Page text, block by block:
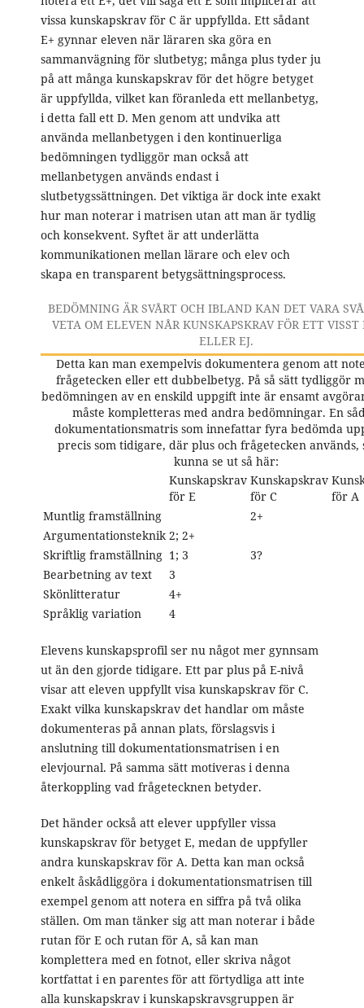
vissa kunskapskrav för C är uppfyllda. Ett sådant
E+ gynnar eleven när läraren ska göra en
sammanvägning för slutbetyg; många plus tyder ju
på att många kunskapskrav för det högre betyget
är uppfyllda, vilket kan föranleda ett mellanbetyg,
i detta fall ett D. Men genom att undvika att
använda mellanbetygen i den kontinuerliga
bedömningen tydliggör man också att
mellanbetygen används endast i
slutbetygssättningen. Det viktiga är dock inte exakt
hur man noterar i matrisen utan att man är tydlig
och konsekvent. Syftet är att underlätta
kommunikationen mellan lärare och elev och
skapa en transparent betygsättningsprocess.
Kunskapskrav
för E
Kunskapskrav
för C
för A
Muntlig framställning
2+
Argumentationsteknik 2; 2+
Skriftlig framställning 1; 3
3?
Bearbetning av text
3
Skönlitteratur
4+
Språklig variation
4
BEDÖMNING ÄR SVÅRT OCH IBLAND KAN DET VARA
VETA OM ELEVEN NÅR KUNSKAPSKRAV FÖR ETT VISST
ELLER EJ.
Detta kan man exempelvis dokumentera genom att
frågetecken eller ett dubbelbetyg. På så sätt tydliggör
bedömningen av en enskild uppgift inte är ensamt
måste kompletteras med andra bedömningar. En
dokumentationsmatris som innefattar fyra bedömda
precis som tidigare, där plus och frågetecken används,
kunna se ut så här:
Elevens kunskapsprofil ser nu något mer gynnsam
ut än den gjorde tidigare. Ett par plus på E-nivå
visar att eleven uppfyllt visa kunskapskrav för C.
Exakt vilka kunskapskrav det handlar om måste
dokumenteras på annan plats, förslagsvis i
anslutning till dokumentationsmatrisen i en
elevjournal. På samma sätt motiveras i denna
återkoppling vad frågetecknen betyder.
Det händer också att elever uppfyller vissa
kunskapskrav för betyget E, medan de uppfyller
andra kunskapskrav för A. Detta kan man också
enkelt åskådliggöra i dokumentationsmatrisen till
exempel genom att notera en siffra på två olika
ställen. Om man tänker sig att man noterar i både
rutan för E och rutan för A, så kan man
komplettera med en fotnot, eller skriva något
kortfattat i en parentes för att förtydliga att inte
alla kunskapskrav i kunskapskravsgruppen är